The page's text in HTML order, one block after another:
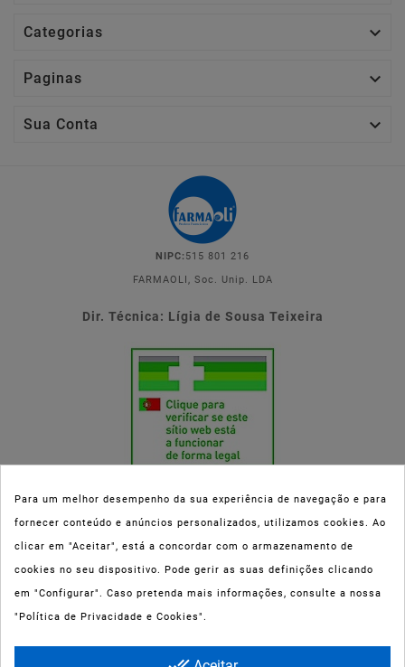
Categorias 
Paginas 
Sua Conta 
NIPC: 515 801 216
FARMAOLI, Soc. Unip. LDA
Dir. Técnica: Lígia de Sousa Teixeira
Esta parafarmácia (Farmaoli) encontra-se autorizada pelo INFARMED
(registo nº 00078/2020) para a dispensa de Medicamentos Não
Sujeitos a Receita Médica (MNSRM) e produtos de saúde e bem-estar
ao domicílio e através da internet. Os Medicamentos Não Sujeitos a
Maia, Matosinhos, Gondomar e Vila Nova de Gaia.
Para um melhor desempenho da sua experiência de navegação e para
fornecer conteúdo e anúncios personalizados, utilizamos cookies. Ao
clicar em "Aceitar", está a concordar com o armazenamento de
cookies no seu dispositivo. Pode gerir as suas definições clicando
em "Configurar". Caso pretenda mais informações, consulte a nossa
"Política de Privacidade e Cookies".